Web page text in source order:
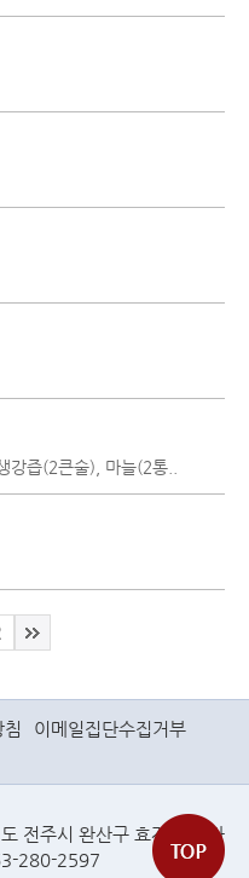
즙(2큰술), 마늘(2통..
이메일집단수집거부
전주시 완산구 효자로(효자
280-2597